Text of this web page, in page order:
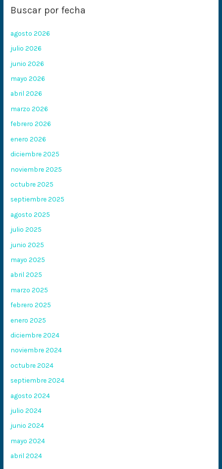
Buscar por fecha
agosto 2026
julio 2026
junio 2026
mayo 2026
abril 2026
marzo 2026
febrero 2026
enero 2026
diciembre 2025
noviembre 2025
octubre 2025
septiembre 2025
agosto 2025
julio 2025
junio 2025
mayo 2025
abril 2025
marzo 2025
febrero 2025
enero 2025
diciembre 2024
noviembre 2024
octubre 2024
septiembre 2024
agosto 2024
julio 2024
junio 2024
mayo 2024
abril 2024